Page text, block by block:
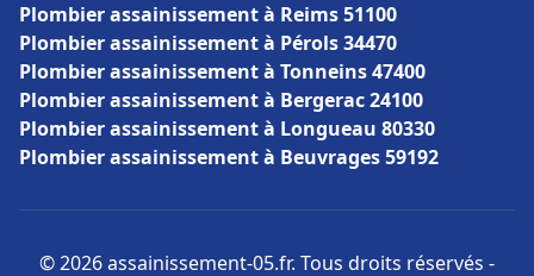
Plombier assainissement à Reims 51100
Plombier assainissement à Pérols 34470
Plombier assainissement à Tonneins 47400
Plombier assainissement à Bergerac 24100
Plombier assainissement à Longueau 80330
Plombier assainissement à Beuvrages 59192
© 2026 assainissement-05.fr. Tous droits réservés -